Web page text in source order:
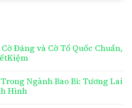
Đảng và Cờ Tổ Quốc Chuẩn,
Ngành Bao Bì: Tương Lai
Hình